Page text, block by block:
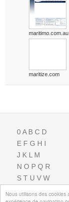
Nous utilisons des cookies
maritimo.com.au
maritize.com
0A B C D
E F G H I
J K L M
N O P Q R
S T U V W